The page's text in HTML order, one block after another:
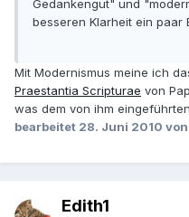
Gedankengut" und
besseren Klarheit ein paar
Mit Modernismus meine ich
Praestantia Scripturae von
was dem von ihm eingeführten
bearbeitet 28. Juni 2010 von
Edith1